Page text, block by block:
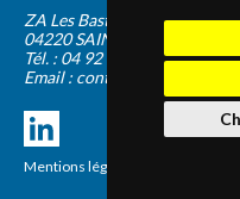
ZA Les Bastides Blanches
04220 SAINTE-TULLE
Tél. : 04 92 75 89 55
Email :
Mentions légales